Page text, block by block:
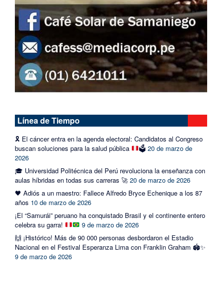
Línea de Tiempo
🎗️ El cáncer entra en la agenda electoral: Candidatos al Congreso
buscan soluciones para la salud pública
🗳️ 20 de marzo de
2026
🎓 Universidad Politécnica del Perú revoluciona la enseñanza con
aulas híbridas en todas sus carreras 🚀 20 de marzo de 2026
🖤 Adiós a un maestro: Fallece Alfredo Bryce Echenique a los 87
años 10 de marzo de 2026
¡El “Samurái” peruano ha conquistado Brasil y el continente entero
celebra su garra!
9 de marzo de 2026
🙌 ¡Histórico! Más de 90 000 personas desbordaron el Estadio
Nacional en el Festival Esperanza Lima con Franklin Graham 🏟️✨
9 de marzo de 2026